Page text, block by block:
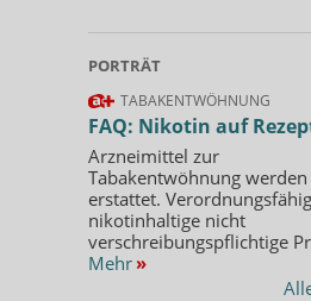
PORTRÄT
TABAKENTWÖHNUNG
FAQ: Nikotin auf
Arzneimittel zur
Tabakentwöhnung werden
erstattet.
nikotinhaltige nicht
verschreibungspflichtige
Mehr »